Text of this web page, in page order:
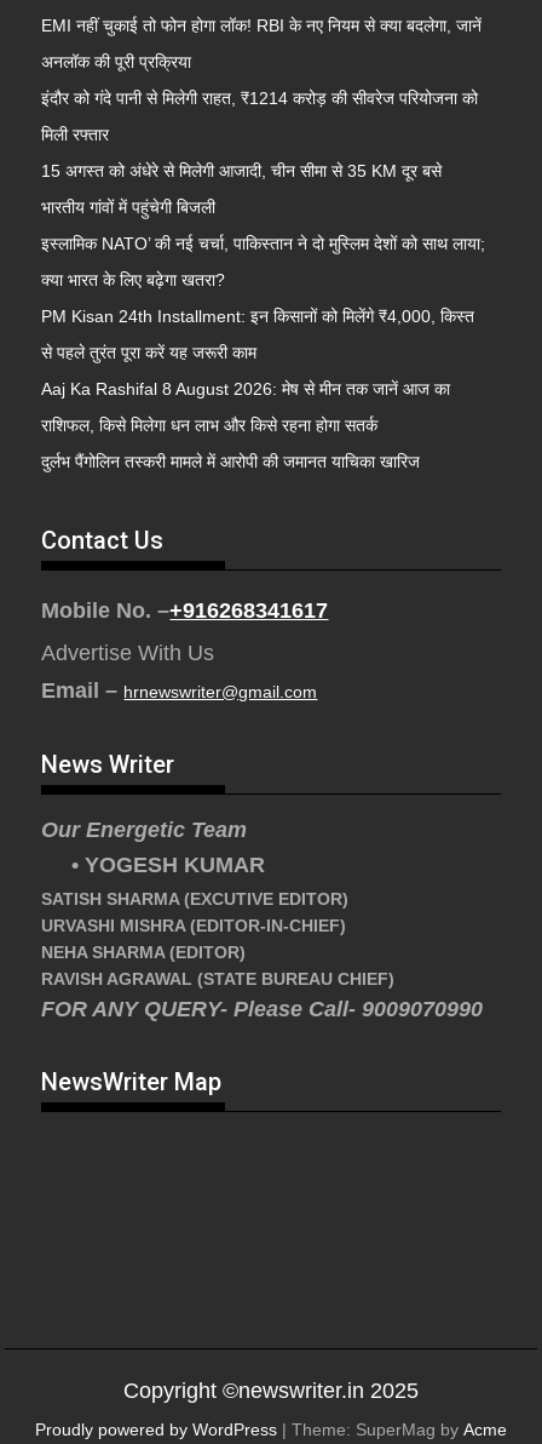
EMI नहीं चुकाई तो फोन होगा लॉक! RBI के नए नियम से क्या बदलेगा, जानें
अनलॉक की पूरी प्रक्रिया
इंदौर को गंदे पानी से मिलेगी राहत, ₹1214 करोड़ की सीवरेज परियोजना को
मिली रफ्तार
15 अगस्त को अंधेरे से मिलेगी आजादी, चीन सीमा से 35 KM दूर बसे
भारतीय गांवों में पहुंचेगी बिजली
इस्लामिक NATO’ की नई चर्चा, पाकिस्तान ने दो मुस्लिम देशों को साथ लाया;
क्या भारत के लिए बढ़ेगा खतरा?
PM Kisan 24th Installment: इन किसानों को मिलेंगे ₹4,000, किस्त
से पहले तुरंत पूरा करें यह जरूरी काम
Aaj Ka Rashifal 8 August 2026: मेष से मीन तक जानें आज का
राशिफल, किसे मिलेगा धन लाभ और किसे रहना होगा सतर्क
दुर्लभ पैंगोलिन तस्करी मामले में आरोपी की जमानत याचिका खारिज
Contact Us
Mobile No. –+916268341617
Advertise With Us
Email – hrnewswriter@gmail.com
News Writer
Our Energetic Team
• YOGESH KUMAR
SATISH SHARMA (EXCUTIVE EDITOR)
URVASHI MISHRA (EDITOR-IN-CHIEF)
NEHA SHARMA (EDITOR)
RAVISH AGRAWAL (STATE BUREAU CHIEF)
FOR ANY QUERY- Please Call- 9009070990
NewsWriter Map
Copyright ©newswriter.in 2025
Proudly powered by WordPress | Theme: SuperMag by Acme